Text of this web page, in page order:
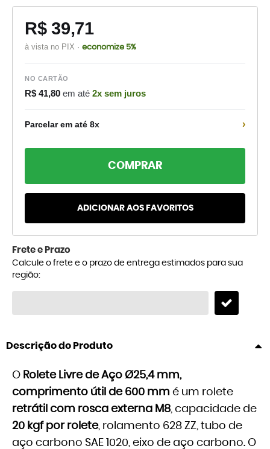
R$ 39,71
à vista no PIX · economize 5%
NO CARTÃO
R$ 41,80 em até 2x sem juros
Parcelar em até 8x ›
COMPRAR
ADICIONAR AOS FAVORITOS
Frete e Prazo
Calcule o frete e o prazo de entrega estimados para sua
região:
Descrição do Produto
O Rolete Livre de Aço Ø25,4 mm,
comprimento útil de 600 mm é um rolete
retrátil com rosca externa M8, capacidade de
20 kgf por rolete, rolamento 628 ZZ, tubo de
aço carbono SAE 1020, eixo de aço carbono. O